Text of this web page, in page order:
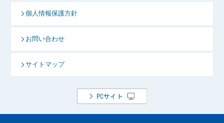
個人情報保護方針
お問い合わせ
サイトマップ